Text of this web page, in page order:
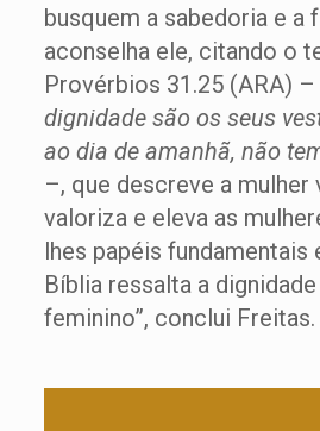
busquem a sabedoria e a
aconselha ele, citando o
Provérbios 31.25 (ARA) –
dignidade são os seus
ao dia de amanhã, não
–, que descreve a mulher
valoriza e eleva as
lhes papéis fundamentais
Bíblia ressalta a
feminino”, conclui Freitas.